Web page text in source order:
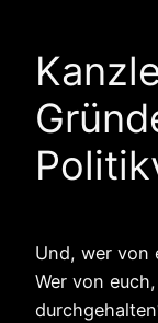
Und, wer von
Wer von